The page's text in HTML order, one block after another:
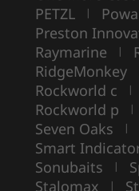
PETZL |
Preston
Raymarine |
RidgeMonkey
Rockworld c |
Rockworld p |
Seven Oaks |
Smart
Sonubaits |
Stalomax |